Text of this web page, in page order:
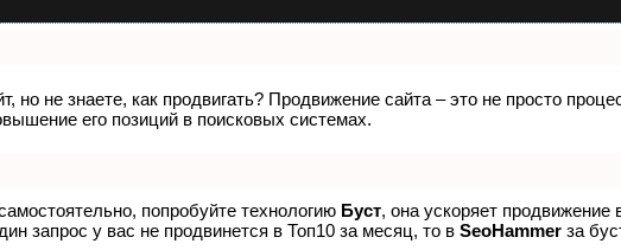
но не знаете, как продвигать? Продвижение сайта – это не просто
его позиций в поисковых системах.
попробуйте технологию Буст, она ускоряет продвижение
запрос у вас не продвинется в Топ10 за месяц, то в SeoHammer за